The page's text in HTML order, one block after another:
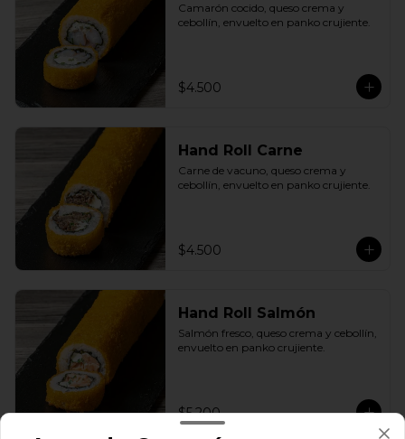
Camarón cocido, queso crema y
cebollín, envuelto en panko crujiente.
$4.500
Hand Roll Carne
Carne de vacuno, queso crema y
cebollín, envuelto en panko crujiente.
$4.500
Hand Roll Salmón
Salmón fresco, queso crema y cebollín,
envuelto en panko crujiente.
$5.200